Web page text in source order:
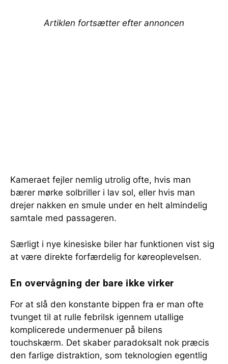
Artiklen fortsætter efter annoncen
Kameraet fejler nemlig utrolig ofte, hvis man
bærer mørke solbriller i lav sol, eller hvis man
drejer nakken en smule under en helt almindelig
samtale med passageren.
Særligt i nye kinesiske biler har funktionen vist sig
at være direkte forfærdelig for køreoplevelsen.
En overvågning der bare ikke virker
For at slå den konstante bippen fra er man ofte
tvunget til at rulle febrilsk igennem utallige
komplicerede undermenuer på bilens
touchskærm. Det skaber paradoksalt nok præcis
den farlige distraktion, som teknologien egentlig